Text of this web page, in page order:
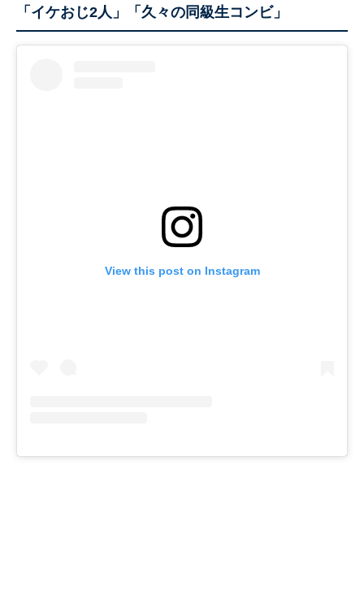
「イケおじ2人」「久々の同級生コンビ」
View this post on Instagram